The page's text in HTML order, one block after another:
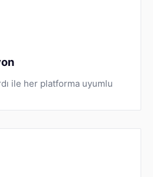
ile her platforma uyumlu